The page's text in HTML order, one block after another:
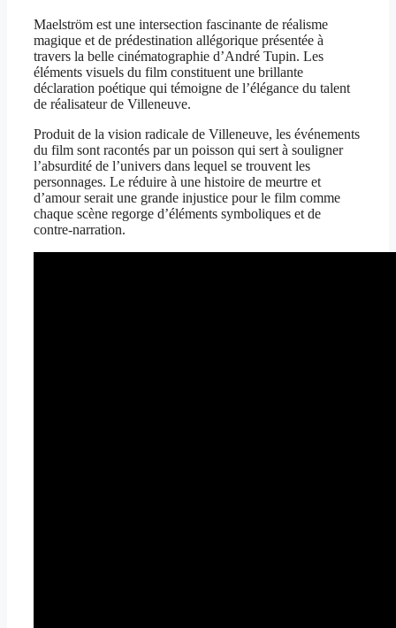
Maelström est une intersection fascinante de réalisme
magique et de prédestination allégorique présentée à
travers la belle cinématographie d’André Tupin. Les
éléments visuels du film constituent une brillante
déclaration poétique qui témoigne de l’élégance du talent
de réalisateur de Villeneuve.
Produit de la vision radicale de Villeneuve, les événements
du film sont racontés par un poisson qui sert à souligner
l’absurdité de l’univers dans lequel se trouvent les
personnages. Le réduire à une histoire de meurtre et
d’amour serait une grande injustice pour le film comme
chaque scène regorge d’éléments symboliques et de
contre-narration.